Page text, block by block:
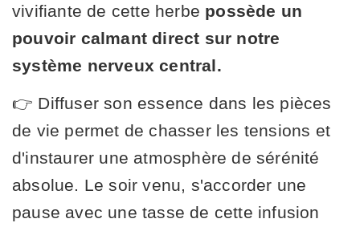
vivifiante de cette herbe possède un
pouvoir calmant direct sur notre
système nerveux central.
👉 Diffuser son essence dans les pièces
de vie permet de chasser les tensions et
d'instaurer une atmosphère de sérénité
absolue. Le soir venu, s'accorder une
pause avec une tasse de cette infusion